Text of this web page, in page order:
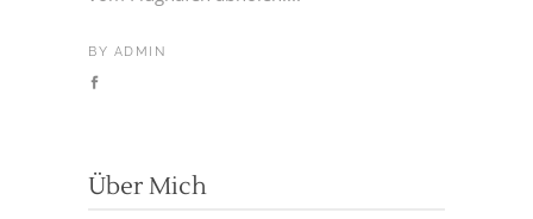
BY ADMIN
Über Mich